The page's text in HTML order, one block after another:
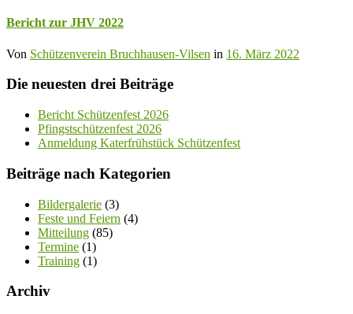
Bericht zur JHV 2022
Von Schützenverein Bruchhausen-Vilsen in 16. März 2022
Die neuesten drei Beiträge
Bericht Schützenfest 2026
Pfingstschützenfest 2026
Anmeldung Katerfrühstück Schützenfest
Beiträge nach Kategorien
Bildergalerie (3)
Feste und Feiern (4)
Mitteilung (85)
Termine (1)
Training (1)
Archiv